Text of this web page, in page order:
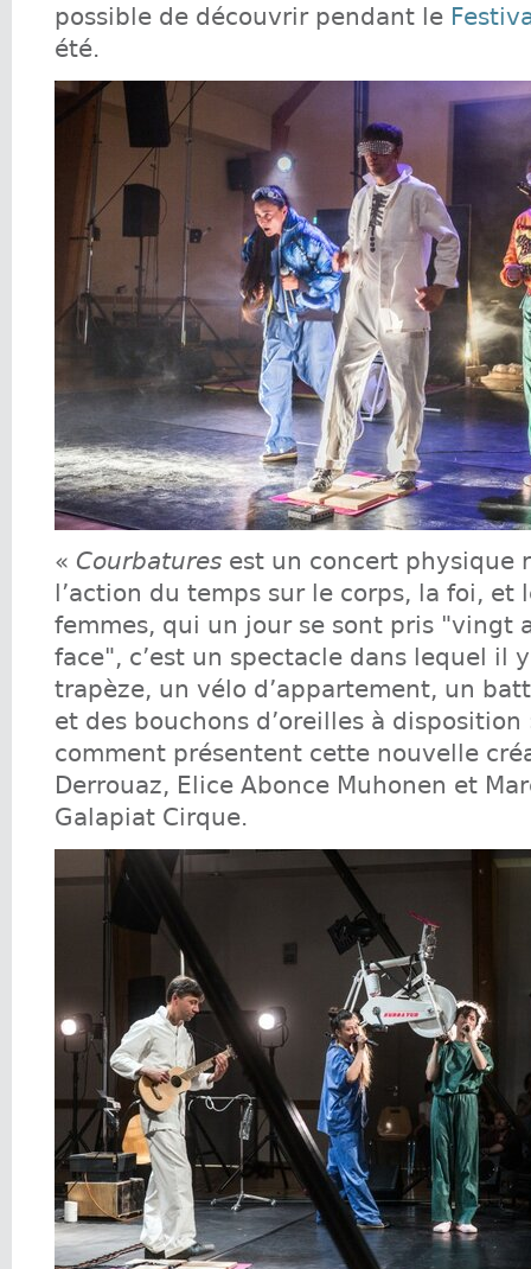
possible de découvrir pendant le
été.
« Courbatures est un concert physique
l’action du temps sur le corps, la foi, et
femmes, qui un jour se sont pris "vingt
face", c’est un spectacle dans lequel il
trapèze, un vélo d’appartement, un
et des bouchons d’oreilles à disposition
comment présentent cette nouvelle
Derrouaz, Elice Abonce Muhonen et
Galapiat Cirque.